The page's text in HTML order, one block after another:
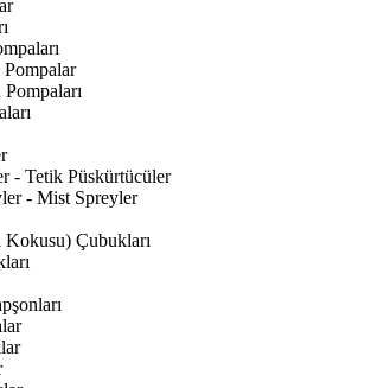
Pompalar
- Tetik Püskürtücüler
- Mist Spreyler
Kokusu) Çubukları